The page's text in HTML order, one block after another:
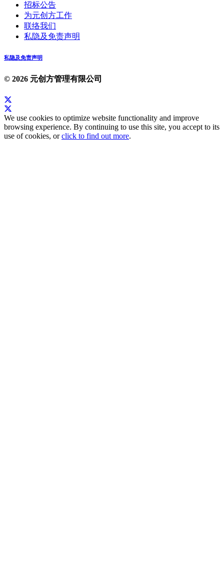
招标公告
为元创方工作
联络我们
私隐及免责声明
私隐及免责声明
© 2026 元创方管理有限公司
We use cookies to optimize website functionality and improve
browsing experience. By continuing to use this site, you accept to its
use of cookies, orclick to find out more.